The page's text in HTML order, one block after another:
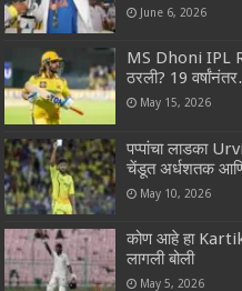
June 6, 2026
MS Dhoni IPL
ठरली? 19
May 15, 2026
पप्पांचा लाडका
चेंडूत अर्धशतक
May 10, 2026
कोण आहे हा Kartik
लागली बोली
May 5, 2026